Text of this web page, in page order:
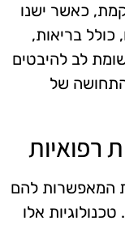
כאשר ישנו
בריאות,
לב להיבטים
של
רפואיות
המאפשרות להם
אלו